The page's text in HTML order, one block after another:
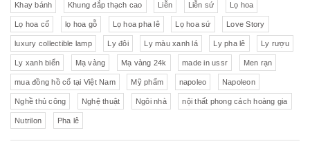
Khay bánh Khung đắp thạch cao Liễn Liễn sứ Lọ hoa
Lọ hoa cổ lọ hoa gỗ Lọ hoa pha lê Lọ hoa sứ Love Story
luxury collectible lamp Ly đôi Ly màu xanh lá Ly pha lê Ly rượu
Ly xanh biển Mạ vàng Mạ vàng 24k made in ussr Men rạn
mua đồng hồ cổ tại Việt Nam Mỹ phẩm napoleo Napoleon
Nghề thủ công Nghệ thuật Ngôi nhà nội thất phong cách hoàng gia
Nutrilon Pha lê